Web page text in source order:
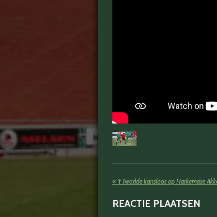
« 't Twadde kansloos op Harkemase
REACTIE PLAATSEN